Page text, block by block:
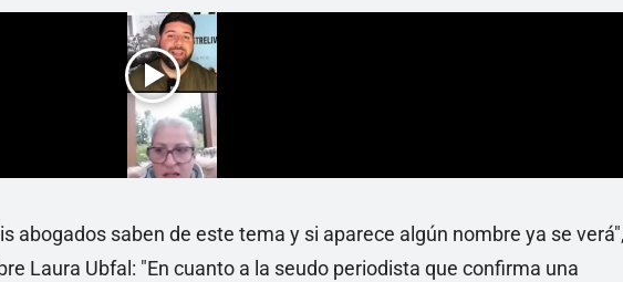
abogados saben de este tema y si aparece algún nombre ya se
Laura Ubfal: "En cuanto a la seudo periodista que confirma una